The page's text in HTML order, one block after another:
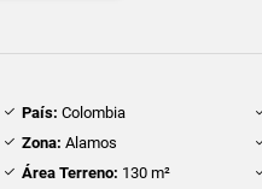
País: Colombia
Zona: Alamos
Área Terreno: 130 m²